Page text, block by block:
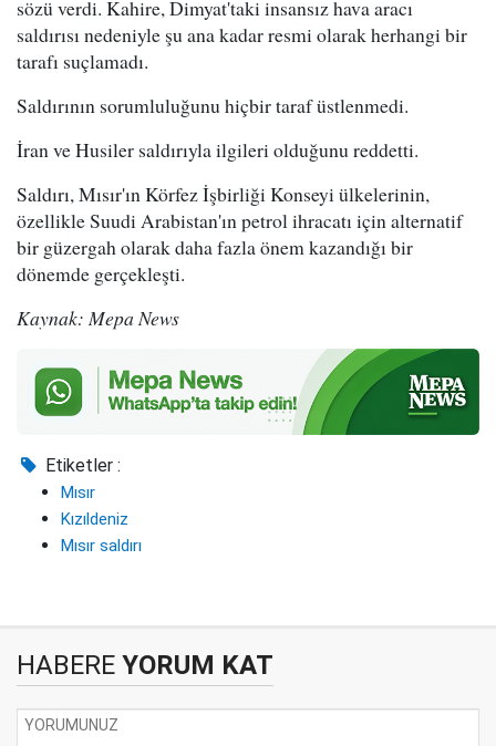
sözü verdi. Kahire, Dimyat'taki insansız hava aracı
saldırısı nedeniyle şu ana kadar resmi olarak herhangi bir
tarafı suçlamadı.
Saldırının sorumluluğunu hiçbir taraf üstlenmedi.
İran ve Husiler saldırıyla ilgileri olduğunu reddetti.
Saldırı, Mısır'ın Körfez İşbirliği Konseyi ülkelerinin,
özellikle Suudi Arabistan'ın petrol ihracatı için alternatif
bir güzergah olarak daha fazla önem kazandığı bir
dönemde gerçekleşti.
Kaynak: Mepa News
Etiketler :
Mısır
Kızıldeniz
Mısır saldırı
HABERE YORUM KAT